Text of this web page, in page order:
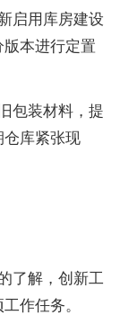
启用库房建设
本进行定置
包装材料，提
仓库紧张现
了解，创新工
作任务。